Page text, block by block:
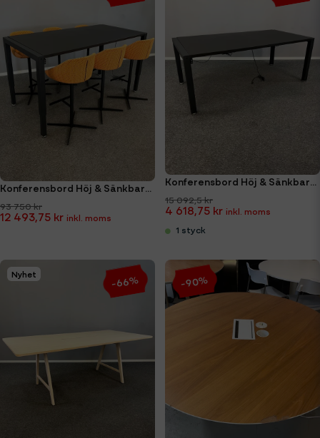
Konferensbord Höj & Sänkbart med Barstolar Paket
93 750 kr
12 493,75 kr
Konferensbord Höj & Sänkbart Holmris B8 H4 180x90cm
15 092,5 kr
4 618,75 kr
1 styck
Nyhet -66% -90%